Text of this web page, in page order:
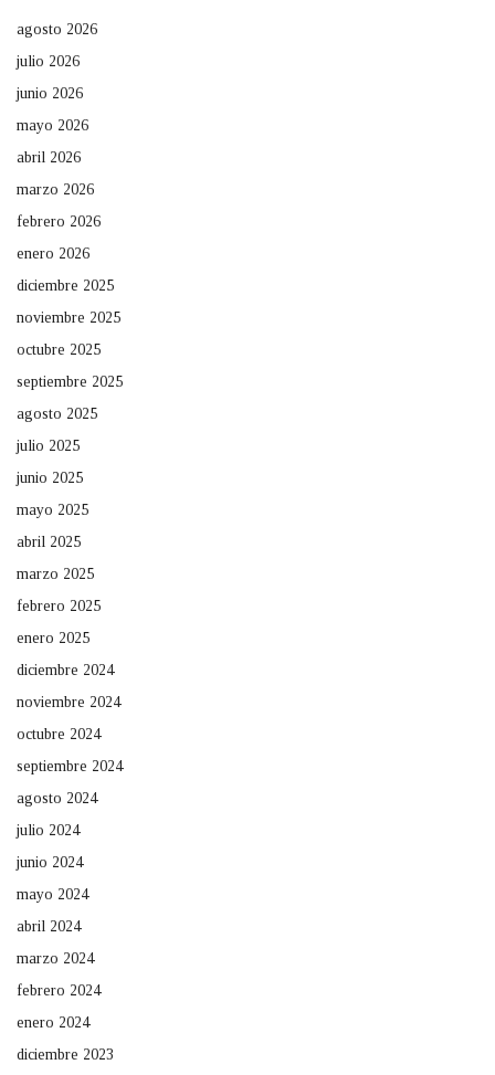
agosto 2026
julio 2026
junio 2026
mayo 2026
abril 2026
marzo 2026
febrero 2026
enero 2026
diciembre 2025
noviembre 2025
octubre 2025
septiembre 2025
agosto 2025
julio 2025
junio 2025
mayo 2025
abril 2025
marzo 2025
febrero 2025
enero 2025
diciembre 2024
noviembre 2024
octubre 2024
septiembre 2024
agosto 2024
julio 2024
junio 2024
mayo 2024
abril 2024
marzo 2024
febrero 2024
enero 2024
diciembre 2023